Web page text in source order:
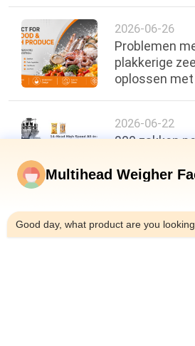
2026-06-26
Problemen
plakkerige
oplossen met
2026-06-22
200 zakken
nieuwe
Terug naar boven
Multihead Weigher
Good day, what product are you